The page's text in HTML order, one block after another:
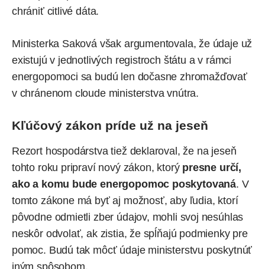
chrániť citlivé dáta.
Ministerka Saková však argumentovala, že údaje už
existujú v jednotlivých registroch štátu a v rámci
energopomoci sa budú len dočasne zhromažďovať
v chránenom cloude ministerstva vnútra.
Kľúčový zákon príde už na jeseň
Rezort hospodárstva tiež deklaroval, že na jeseň
tohto roku pripraví nový zákon, ktorý presne určí,
ako a komu bude energopomoc poskytovaná. V
tomto zákone má byť aj možnosť, aby ľudia, ktorí
pôvodne odmietli zber údajov, mohli svoj nesúhlas
neskôr odvolať, ak zistia, že spĺňajú podmienky pre
pomoc. Budú tak môcť údaje ministerstvu poskytnúť